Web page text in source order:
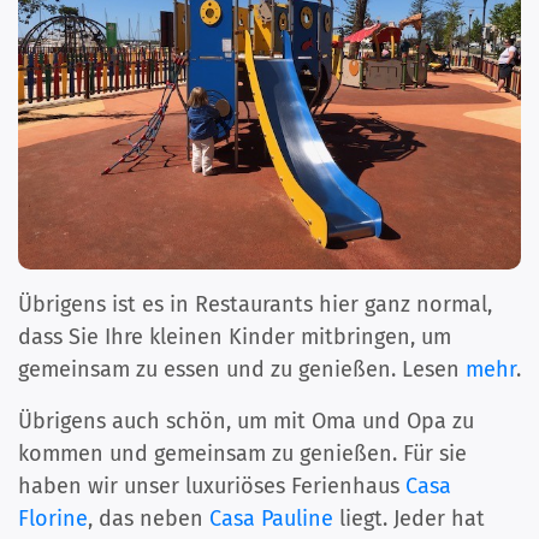
Übrigens ist es in Restaurants hier ganz normal,
dass Sie Ihre kleinen Kinder mitbringen, um
gemeinsam zu essen und zu genießen. Lesen mehr.
Übrigens auch schön, um mit Oma und Opa zu
kommen und gemeinsam zu genießen. Für sie
haben wir unser luxuriöses Ferienhaus Casa
Florine, das neben Casa Pauline liegt. Jeder hat